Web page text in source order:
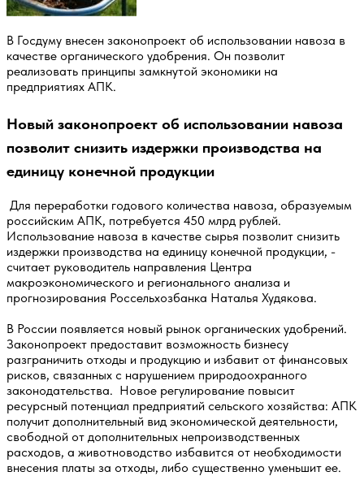
В Госдуму внесен законопроект об использовании навоза в
качестве органического удобрения. Он позволит
реализовать принципы замкнутой экономики на
предприятиях АПК.
Новый законопроект об использовании навоза
позволит снизить издержки производства на
единицу конечной продукции
Для переработки годового количества навоза, образуемым
российским АПК, потребуется 450 млрд рублей.
Использование навоза в качестве сырья позволит снизить
издержки производства на единицу конечной продукции, -
считает руководитель направления Центра
макроэкономического и регионального анализа и
прогнозирования Россельхозбанка Наталья Худякова.
В России появляется новый рынок органических удобрений.
Законопроект предоставит возможность бизнесу
разграничить отходы и продукцию и избавит от финансовых
рисков, связанных с нарушением природоохранного
законодательства. Новое регулирование повысит
ресурсный потенциал предприятий сельского хозяйства: АПК
получит дополнительный вид экономической деятельности,
свободной от дополнительных непроизводственных
расходов, а животноводство избавится от необходимости
внесения платы за отходы, либо существенно уменьшит ее.